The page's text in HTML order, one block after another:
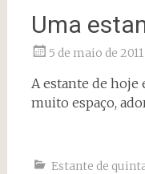
Uma
5 de maio de 2011
A estante de hoje
muito espaço,
Estante de